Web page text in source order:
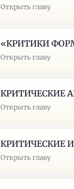
Открыть главу
«КРИТИКИ
Открыть главу
КРИТИЧЕСКИЕ
Открыть главу
КРИТИЧЕСКИЕ
Открыть главу